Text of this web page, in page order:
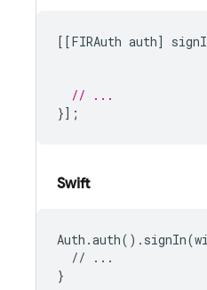
[[FIRAuth auth]
// ...
}];
Swift
  // ...